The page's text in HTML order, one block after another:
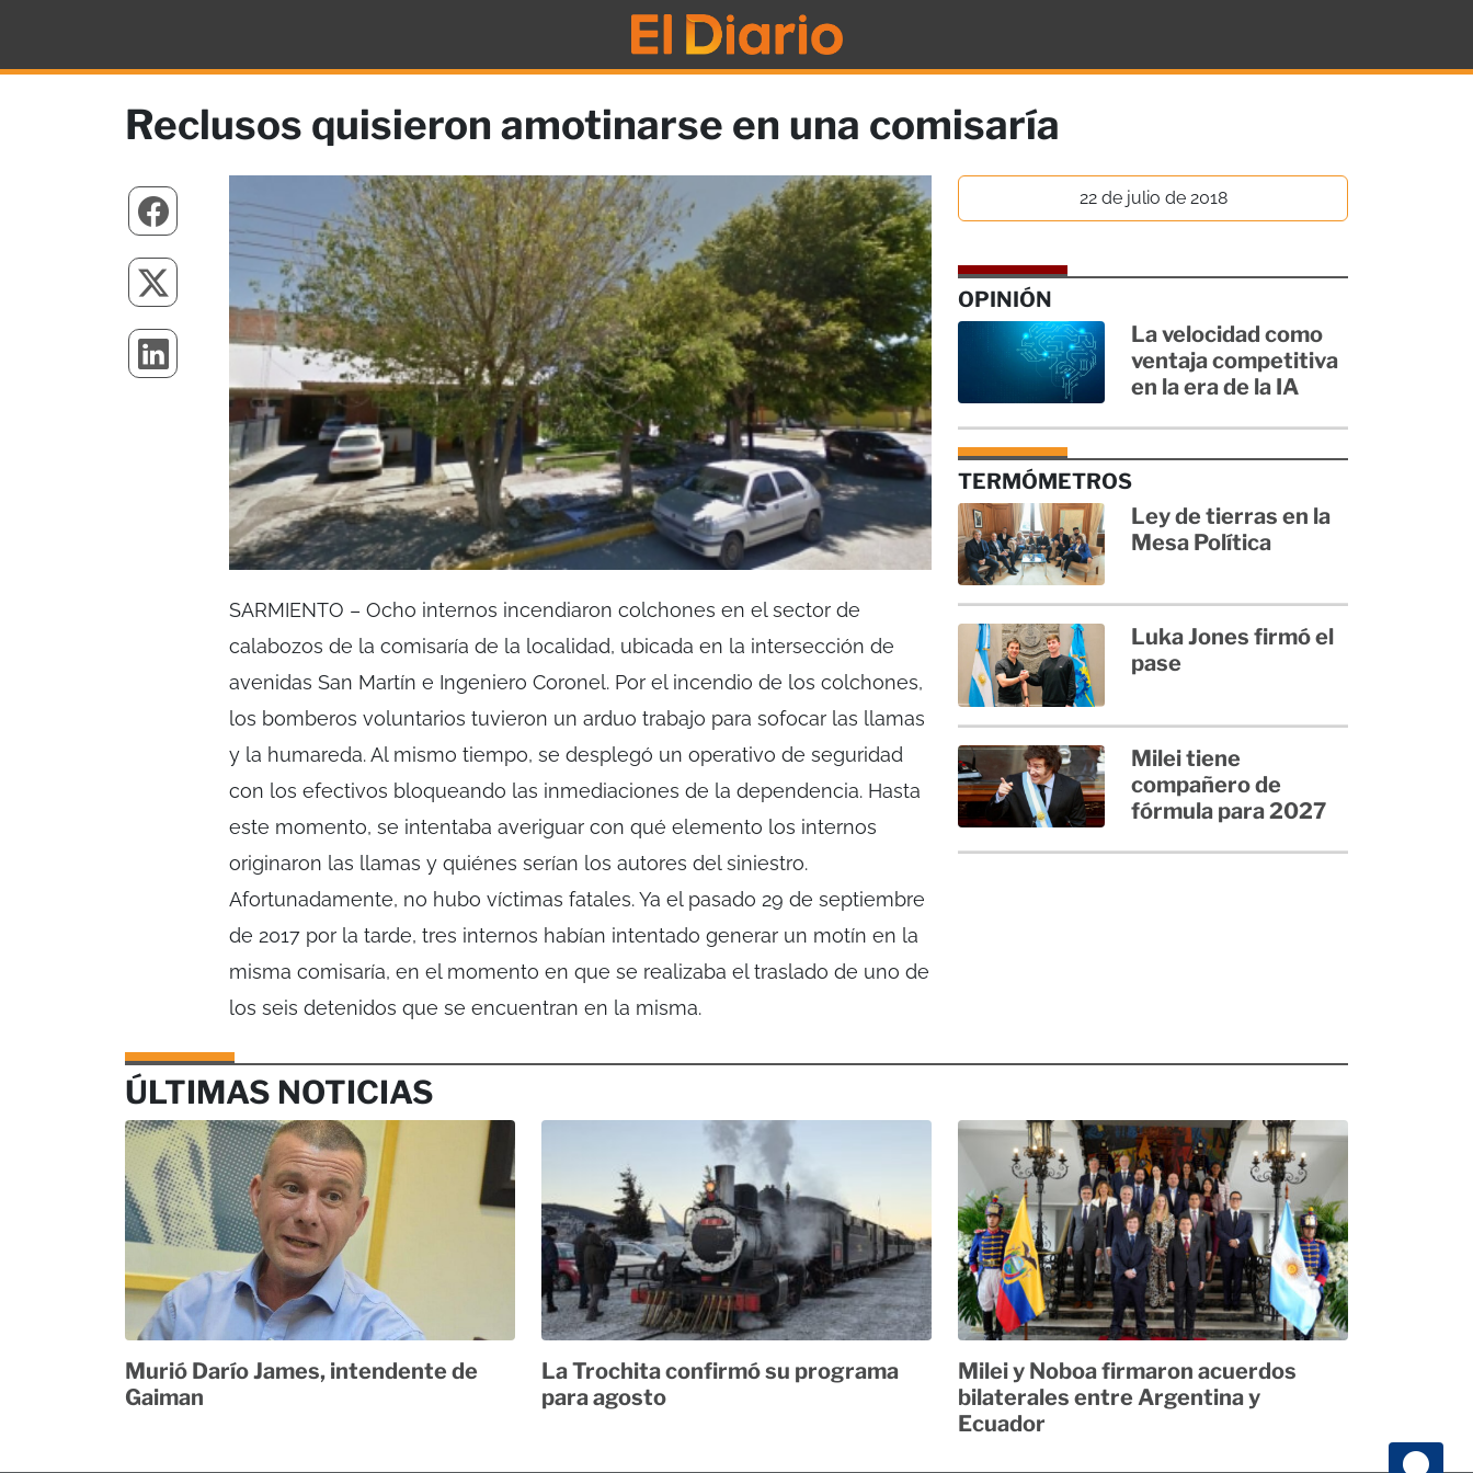
Reclusos quisieron amotinarse en una comisaría
SARMIENTO – Ocho internos incendiaron colchones en el sector de
calabozos de la comisaría de la localidad, ubicada en la intersección de
avenidas San Martín e Ingeniero Coronel. Por el incendio de los colchones,
los bomberos voluntarios tuvieron un arduo trabajo para sofocar las llamas
y la humareda. Al mismo tiempo, se desplegó un operativo de seguridad
con los efectivos bloqueando las inmediaciones de la dependencia. Hasta
este momento, se intentaba averiguar con qué elemento los internos
originaron las llamas y quiénes serían los autores del siniestro.
Afortunadamente, no hubo víctimas fatales. Ya el pasado 29 de septiembre
de 2017 por la tarde, tres internos habían intentado generar un motín en la
misma comisaría, en el momento en que se realizaba el traslado de uno de
los seis detenidos que se encuentran en la misma.
22 de julio de 2018
OPINIÓN
La velocidad como
ventaja competitiva
en la era de la IA
TERMÓMETROS
Ley de tierras en la
Mesa Política
Luka Jones firmó el
pase
Milei tiene
compañero de
fórmula para 2027
ÚLTIMAS NOTICIAS
Murió Darío James, intendente de
Gaiman
La Trochita confirmó su programa
para agosto
Milei y Noboa firmaron acuerdos
bilaterales entre Argentina y
Ecuador